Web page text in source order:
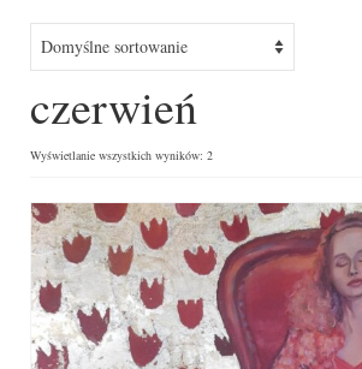
czerwień
Wyświetlanie wszystkich wyników: 2